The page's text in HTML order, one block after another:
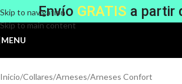
Skip to navigation
Skip to main content
Envío GRATIS a partir
MENU
Inicio/Collares/Arneses/Arneses Confort